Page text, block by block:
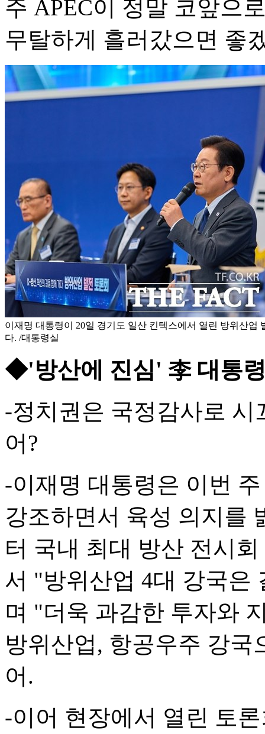
주 APEC이 정말 코앞으
무탈하게 흘러갔으면 좋
이재명 대통령이 20일 경기도 일산 킨텍스에서 열린 방위산업
다. /대통령실
◆'방산에 진심' 李 대통
-정치권은 국정감사로
어?
-이재명 대통령은 이번
강조하면서 육성 의지를
터 국내 최대 방산 전시
서 "방위산업 4대 강국은
며 "더욱 과감한 투자와
방위산업, 항공우주 강
어.
-이어 현장에서 열린 토